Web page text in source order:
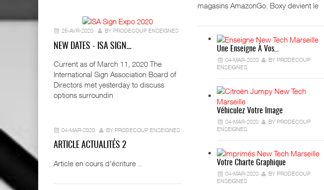
25-AVR-2020 BY PRODECOUP ENSEIGNES
NEW DATES - ISA SIGN…
Current as of March 11, 2020 The
International Sign Association Board of
Directors met yesterday to discuss
options surroundin
04-MAR-2020 BY PRODECOUP ENSEIGNES
ARTICLE ACTUALITÉS 2
Article en cours d'écriture ..
magasins AmazonGo. Boxy devient le
Une Enseigne À Vos…
04-MAR-2020
BY PRODECOUP
ENSEIGNES
Véhiculez Votre Image
04-MAR-2020
BY PRODECOUP
ENSEIGNES
Votre Charte Graphique
04-MAR-2020
BY PRODECOUP
ENSEIGNES